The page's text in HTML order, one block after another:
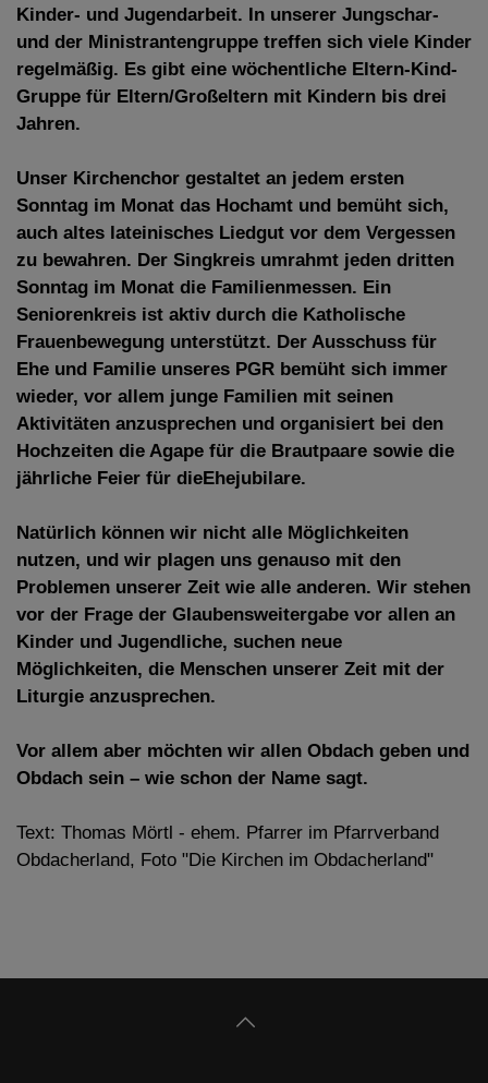
Kinder- und Jugendarbeit. In unserer Jungschar-
und der Ministrantengruppe treffen sich viele Kinder
regelmäßig. Es gibt eine wöchentliche Eltern-Kind-
Gruppe für Eltern/Großeltern mit Kindern bis drei
Jahren.
Unser Kirchenchor gestaltet an jedem ersten
Sonntag im Monat das Hochamt und bemüht sich,
auch altes lateinisches Liedgut vor dem Vergessen
zu bewahren. Der Singkreis umrahmt jeden dritten
Sonntag im Monat die Familienmessen. Ein
Seniorenkreis ist aktiv durch die Katholische
Frauenbewegung unterstützt. Der Ausschuss für
Ehe und Familie unseres PGR bemüht sich immer
wieder, vor allem junge Familien mit seinen
Aktivitäten anzusprechen und organisiert bei den
Hochzeiten die Agape für die Brautpaare sowie die
jährliche Feier für dieEhejubilare.
Natürlich können wir nicht alle Möglichkeiten
nutzen, und wir plagen uns genauso mit den
Problemen unserer Zeit wie alle anderen. Wir stehen
vor der Frage der Glaubensweitergabe vor allen an
Kinder und Jugendliche, suchen neue
Möglichkeiten, die Menschen unserer Zeit mit der
Liturgie anzusprechen.
Vor allem aber möchten wir allen Obdach geben und
Obdach sein – wie schon der Name sagt.
Text: Thomas Mörtl - ehem. Pfarrer im Pfarrverband
Obdacherland, Foto "Die Kirchen im Obdacherland"